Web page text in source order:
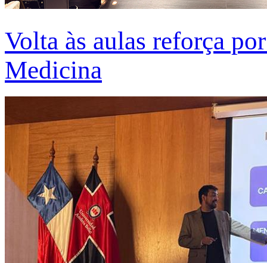
Volta às aulas reforça
Medicina